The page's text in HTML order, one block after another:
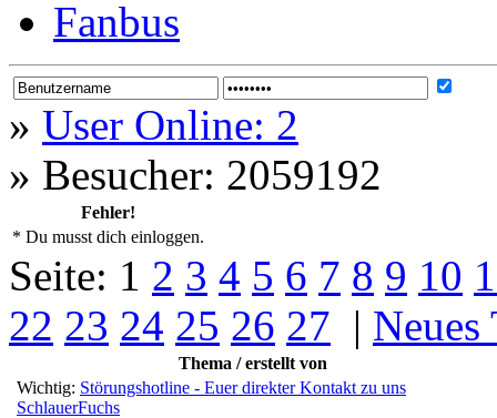
Fanbus
» User Online: 2
» Besucher: 2059192
Fehler!
* Du musst dich einloggen.
Seite: 1 2 3 4 5 6 7 8 9 10
22 23 24 25 26 27 | Neues
Thema / erstellt von
Wichtig: Störungshotline - Euer direkter Kontakt zu uns
SchlauerFuchs